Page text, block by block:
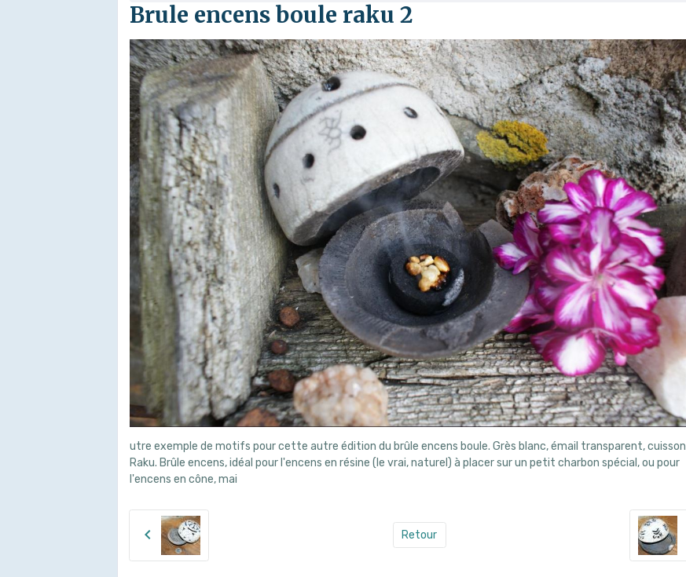
Brule encens boule raku 2
utre exemple de motifs pour cette autre édition du brûle encens boule. Grès blanc, émail transparent, cuisson
Raku. Brûle encens, idéal pour l'encens en résine (le vrai, naturel) à placer sur un petit charbon spécial, ou pour
l'encens en cône, mai
Retour